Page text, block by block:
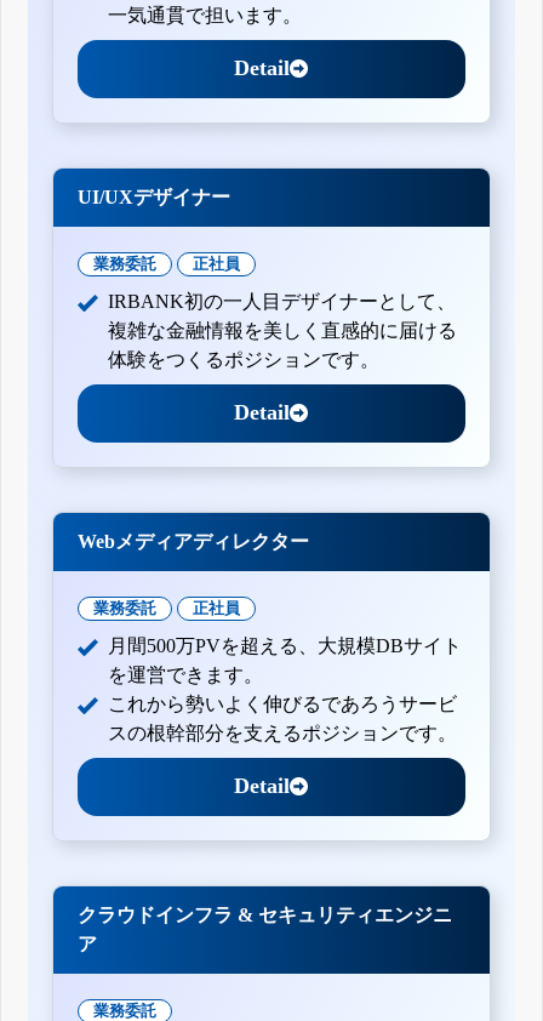
一気通貫で担います。
Detail
UI/UXデザイナー
業務委託 正社員
IRBANK初の一人目デザイナーとして、
複雑な金融情報を美しく直感的に届ける
体験をつくるポジションです。
Detail
Webメディアディレクター
業務委託 正社員
月間500万PVを超える、大規模DBサイト
を運営できます。
これから勢いよく伸びるであろうサービ
スの根幹部分を支えるポジションです。
Detail
クラウドインフラ & セキュリティエンジニ
ア
業務委託